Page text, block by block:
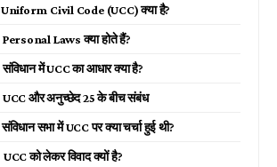
Uniform Civil Code (UCC) क्या है?
Personal Laws क्या होते हैं?
संविधान में UCC का आधार क्या है?
UCC और अनुच्छेद 25 के बीच संबंध
संविधान सभा में UCC पर क्या चर्चा हुई थी?
UCC को लेकर विवाद क्यों है?